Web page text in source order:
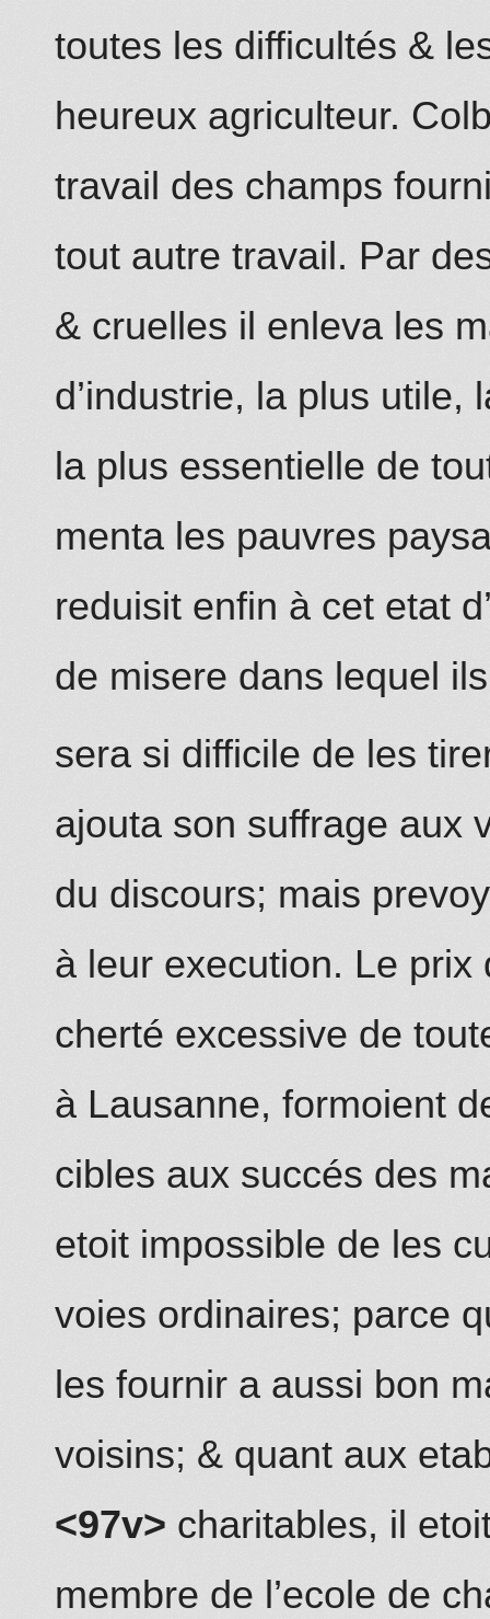
toutes les difficultés &
heureux agriculteur.
travail des champs
tout autre travail. Par
& cruelles il enleva les
d’industrie, la plus utile,
la plus essentielle de
menta les pauvres
reduisit enfin à cet etat
de misere dans lequel
sera si difficile de les
ajouta son suffrage aux
du discours; mais
à leur execution. Le prix
cherté excessive de
à Lausanne, formoient
cibles aux succés des
etoit impossible de les
voies ordinaires; parce
les fournir a aussi bon
voisins; & quant aux
<97v> charitables, il
membre de l’ecole de